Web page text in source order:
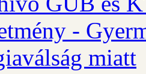
-
miatt